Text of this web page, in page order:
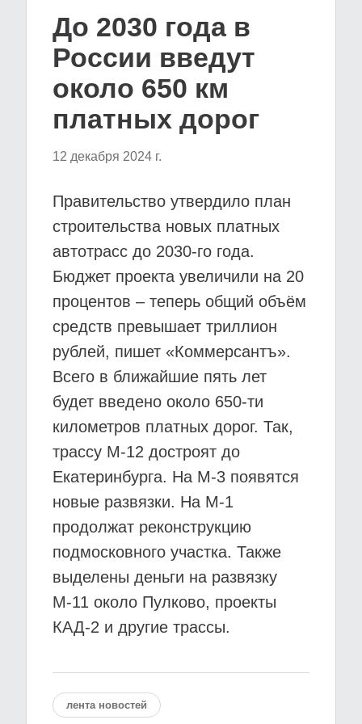
До 2030 года в
России введут
около 650 км
платных дорог
12 декабря 2024 г.
Правительство утвердило план
строительства новых платных
автотрасс до 2030-го года.
Бюджет проекта увеличили на 20
процентов – теперь общий объём
средств превышает триллион
рублей, пишет «Коммерсантъ».
Всего в ближайшие пять лет
будет введено около 650-ти
километров платных дорог. Так,
трассу М-12 достроят до
Екатеринбурга. На М-3 появятся
новые развязки. На М-1
продолжат реконструкцию
подмосковного участка. Также
выделены деньги на развязку
М-11 около Пулково, проекты
КАД-2 и другие трассы.
лента новостей